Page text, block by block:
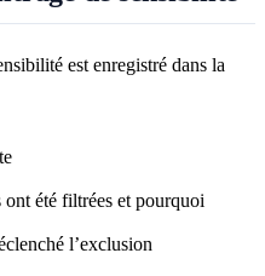
est enregistré dans la
ont été filtrées et pourquoi
l’exclusion